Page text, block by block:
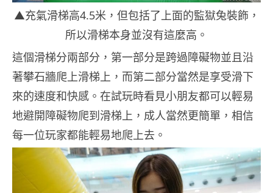
▲充氣滑梯高4.5米，但包括了上面的監獄兔裝飾，
所以滑梯本身並沒有這麼高。
這個滑梯分兩部分，第一部分是跨過障礙物並且沿
著攀石牆爬上滑梯上，而第二部分當然是享受滑下
來的速度和快感。在試玩時看見小朋友都可以輕易
地避開障礙物爬到滑梯上，成人當然更簡單，相信
每一位玩家都能輕易地爬上去。